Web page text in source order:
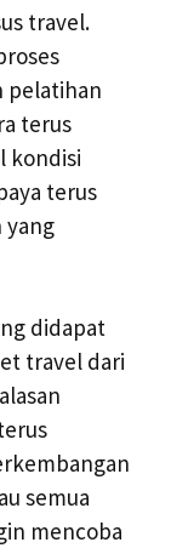
travel.
pelatihan
terus
kondisi
terus
yang
didapat
travel dari
semua
mencoba